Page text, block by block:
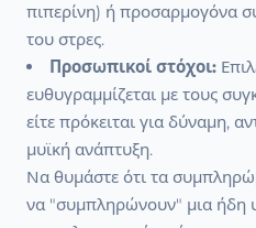
πιπερίνη) ή προσαρμογόνα
του στρες.
Προσωπικοί στόχοι:
ευθυγραμμίζεται με τους
είτε πρόκειται για δύναμη,
μυϊκή ανάπτυξη.
Να θυμάστε ότι τα
να "συμπληρώνουν" μια ήδη